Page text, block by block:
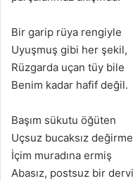
Bir garip rüya rengiyle
Uyuşmuş gibi her şekil,
Rüzgarda uçan tüy bile
Benim kadar hafif değil.
Başım sükutu öğüten
Uçsuz bucaksız
İçim muradına ermiş
Abasız, postsuz bir